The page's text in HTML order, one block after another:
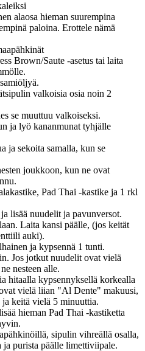
alaosa hieman suurempina
paloina. Erottele nämä
Brown/Saute -asetus tai laita
valkoisia osia noin 2
se muuttuu valkoiseksi.
ja lyö kananmunat tyhjälle
ja sekoita samalla, kun se
joukkoon, kun ne ovat
Pad Thai -kastike ja 1 rkl
lisää nuudelit ja pavunversot.
Laita kansi päälle, (jos keität
auki).
ja kypsennä 1 tunti.
Jos jotkut nuudelit ovat vielä
nesteen alle.
hitaalla kypsennyksellä korkealla
vielä liian "Al Dente" makuusi,
keitä vielä 5 minuuttia.
hieman Pad Thai -kastiketta
sipulin vihreällä osalla,
purista päälle limettiviipale.